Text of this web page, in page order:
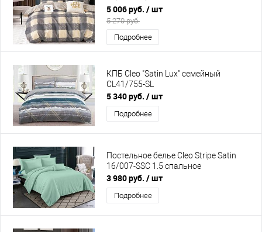
5 006 руб. / шт
5 270 руб.
Подробнее
КПБ Cleo "Satin Lux" семейный
CL41/755-SL
5 340 руб. / шт
Подробнее
Постельное белье Cleo Stripe Satin
16/007-SSC 1.5 спальное
3 980 руб. / шт
Подробнее